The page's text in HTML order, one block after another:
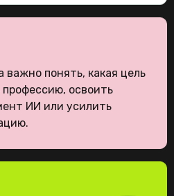
важно понять, какая цель
освоить
ИИ или усилить